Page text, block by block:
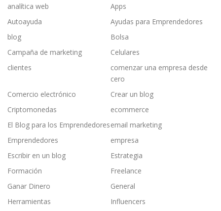
analítica web
Apps
Autoayuda
Ayudas para Emprendedores
blog
Bolsa
Campaña de marketing
Celulares
clientes
comenzar una empresa desde
cero
Comercio electrónico
Crear un blog
Criptomonedas
ecommerce
El Blog para los Emprendedoresemail marketing
Emprendedores
empresa
Escribir en un blog
Estrategia
Formación
Freelance
Ganar Dinero
General
Herramientas
Influencers